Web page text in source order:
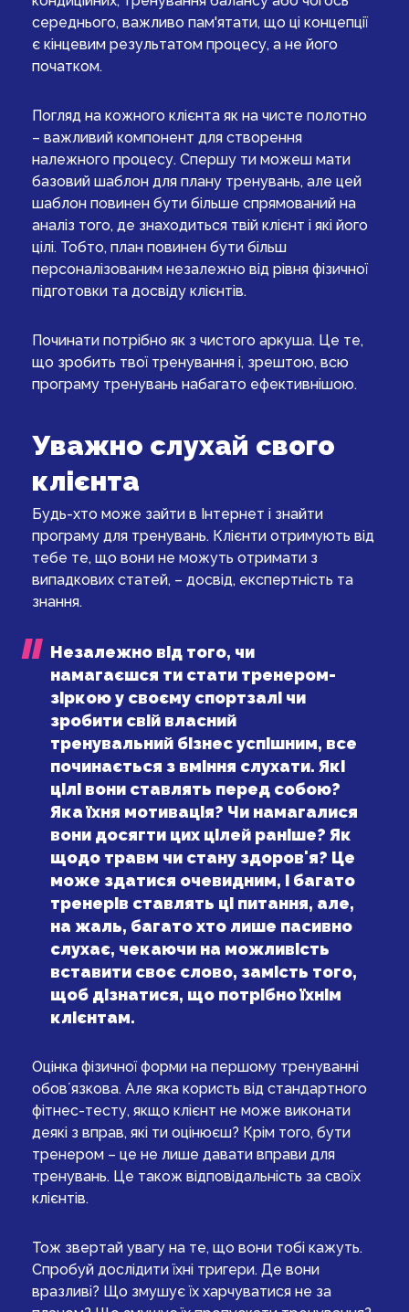
середнього, важливо пам'ятати, що ці концепції
є кінцевим результатом процесу, а не його
початком.
Погляд на кожного клієнта як на чисте полотно
– важливий компонент для створення
належного процесу. Спершу ти можеш мати
базовий шаблон для плану тренувань, але цей
шаблон повинен бути більше спрямований на
аналіз того, де знаходиться твій клієнт і які його
цілі. Тобто, план повинен бути більш
персоналізованим незалежно від рівня фізичної
підготовки та досвіду клієнтів.
Починати потрібно як з чистого аркуша. Це те,
що зробить твої тренування і, зрештою, всю
програму тренувань набагато ефективнішою.
Уважно слухай свого
клієнта
Будь-хто може зайти в Інтернет і знайти
програму для тренувань. Клієнти отримують від
тебе те, що вони не можуть отримати з
випадкових статей, – досвід, експертність та
знання.
Незалежно від того, чи
намагаєшся ти стати тренером-
зіркою у своєму спортзалі чи
зробити свій власний
тренувальний бізнес успішним, все
починається з вміння слухати. Які
цілі вони ставлять перед собою?
Яка їхня мотивація? Чи намагалися
вони досягти цих цілей раніше? Як
щодо травм чи стану здоров'я? Це
може здатися очевидним, і багато
тренерів ставлять ці питання, але,
на жаль, багато хто лише пасивно
слухає, чекаючи на можливість
вставити своє слово, замість того,
щоб дізнатися, що потрібно їхнім
клієнтам.
Оцінка фізичної форми на першому тренуванні
обовʼязкова. Але яка користь від стандартного
фітнес-тесту, якщо клієнт не може виконати
деякі з вправ, які ти оцінюєш? Крім того, бути
тренером – це не лише давати вправи для
тренувань. Це також відповідальність за своїх
клієнтів.
Тож звертай увагу на те, що вони тобі кажуть.
Спробуй дослідити їхні тригери. Де вони
вразливі? Що змушує їх харчуватися не за